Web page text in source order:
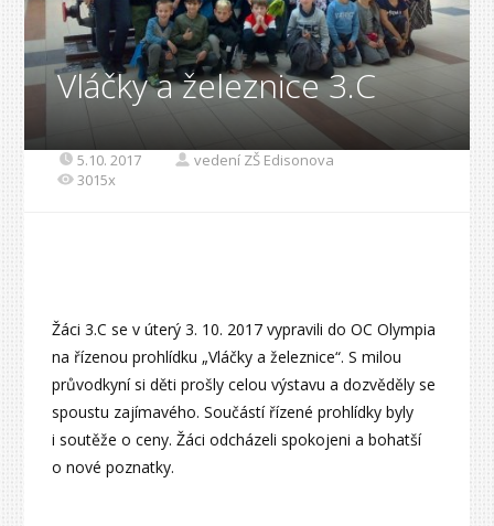
Vláčky a železnice 3.C
5.10. 2017
vedení ZŠ Edisonova
3015x
Žáci 3.C se v úterý 3. 10. 2017 vypravili do OC Olympia
na řízenou prohlídku „Vláčky a železnice“. S milou
průvodkyní si děti prošly celou výstavu a dozvěděly se
spoustu zajímavého. Součástí řízené prohlídky byly
i soutěže o ceny. Žáci odcházeli spokojeni a bohatší
o nové poznatky.